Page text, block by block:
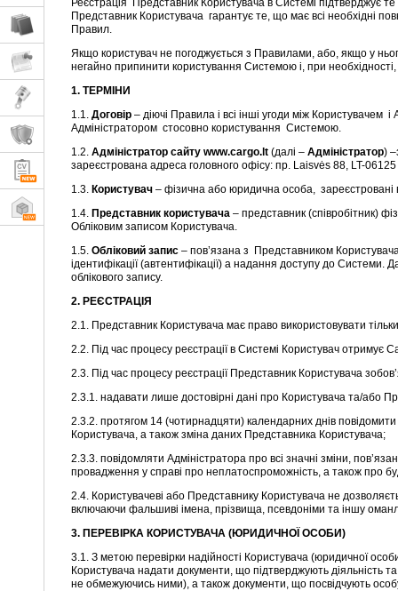
Реєстрація Представник Користувача в Системі підтверджує
Представник Користувача гарантує те, що має всі необхідні
Правил.
Якщо користувач не погоджується з Правилами, або, якщо у
негайно припинити користування Системою і, при
1. ТЕРМІНИ
1.1. Договір – діючі Правила і всі інші угоди між Користувачем
Адміністратором стосовно користування Системою.
1.2. Адміністратор сайту www.cargo.lt (далі – Aдміністратор)
зареєстрована адреса головного офісу: пр. Laisvės 88, LT-
1.3. Користувач – фізична або юридична особа, зареєстровані
1.4. Представник користувача – представник (співробітник)
Обліковим записом Користувача.
1.5. Обліковий запис – пов’язана з Представником
ідентифікації (автентифікації) а надання доступу до Системи.
облікового запису.
2. РЕЄСТРАЦІЯ
2.1. Представник Користувача має право використовувати
2.2. Під час процесу реєстрації в Системі Користувач
2.3. Під час процесу реєстрації Представник Користувача
2.3.1. надавати лише достовірні дані про Користувача та/або
2.3.2. протягом 14 (чотирнадцяти) календарних днів повідомити
Користувача, а також зміна даних Представника Користувача;
2.3.3. повідомляти Адміністратора про всі значні зміни,
провадження у справі про неплатоспроможність, а також про
2.4. Користувачеві або Представнику Користувача не
включаючи фальшиві імена, прізвища, псевдоніми та іншу
3. ПЕРЕВІРКА КОРИСТУВАЧА (ЮРИДИЧНОЇ ОСОБИ)
3.1. З метою перевірки надійності Користувача (юридичної
Користувача надати документи, що підтверджують діяльність
не обмежуючись ними), а також документи, що посвідчують